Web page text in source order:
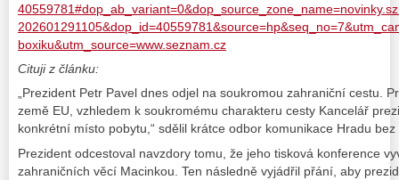
boxiku&utm_source=www.seznam.cz
Cituji z článku:
„Prezident Petr Pavel dnes odjel na soukromou zahraniční cestu.
země EU, vzhledem k soukromému charakteru cesty Kancelář
konkrétní místo pobytu,“ sdělil krátce odbor komunikace Hradu
Prezident odcestoval navzdory tomu, že jeho tisková konference
zahraničních věcí Macinkou. Ten následně vyjádřil přání, aby